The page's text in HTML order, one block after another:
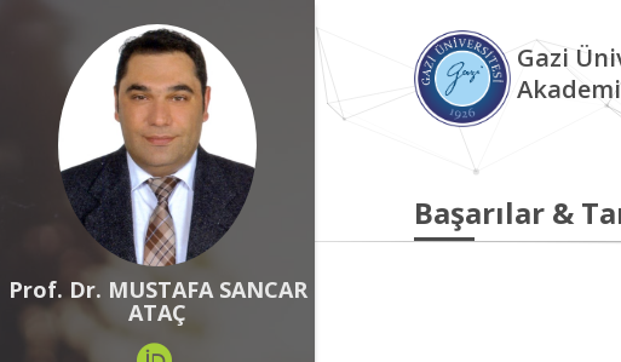
Prof. Dr. MUSTAFA SANCAR
ATAÇ
Gazi
Başarılar &